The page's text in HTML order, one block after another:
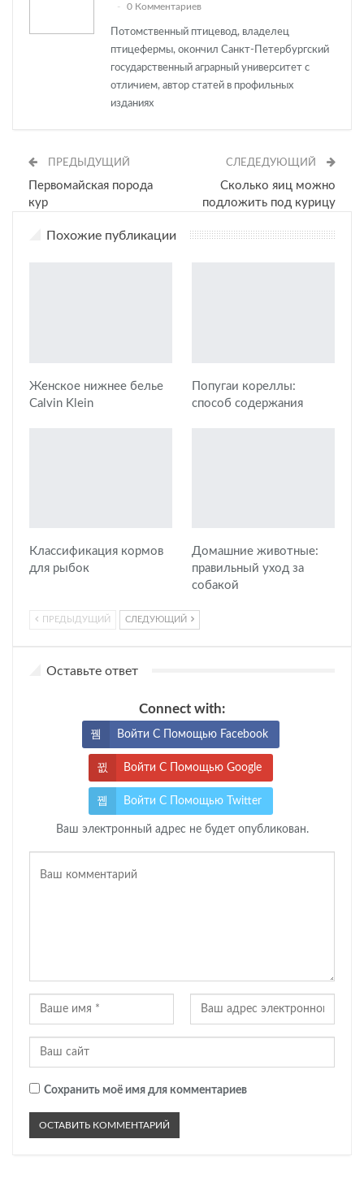
0 Комментариев
Потомственный птицевод, владелец
птицефермы, окончил Санкт-Петербургский
государственный аграрный университет с
отличием, автор статей в профильных
изданиях
ПРЕДЫДУЩИЙ
Первомайская порода
кур
СЛЕДЕДУЮЩИЙ
Сколько яиц можно
подложить под курицу
Похожие публикации
Женское нижнее белье
Calvin Klein
Попугаи кореллы:
способ содержания
Классификация кормов
для рыбок
Домашние животные:
правильный уход за
собакой
ПРЕДЫДУЩИЙ СЛЕДУЮЩИЙ
Оставьте ответ
Connect with:
Войти С Помощью Facebook
Войти С Помощью Google
Войти С Помощью Twitter
Ваш электронный адрес не будет опубликован.
Сохранить моё имя для комментариев